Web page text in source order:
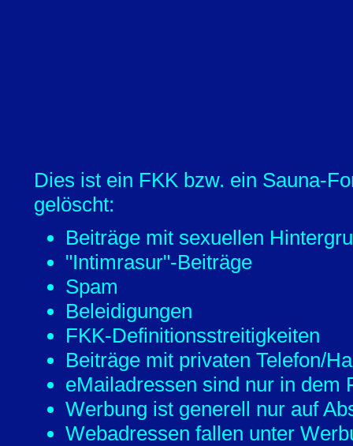
Dies ist ein FKK bzw. ein Sauna-
gelöscht:
Beiträge mit sexuellen
"Intimrasur"-Beiträge
Spam
Beleidigungen
FKK-Definitionsstreitigkeiten
Beiträge mit privaten Telefon/
eMailadressen sind nur in dem
Werbung ist generell nur auf
Webadressen fallen unter